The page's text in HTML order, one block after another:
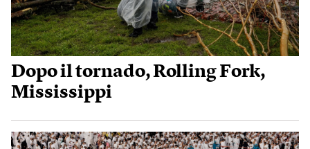
Dopo il tornado, Rolling Fork,
Mississippi